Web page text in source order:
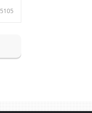
5105